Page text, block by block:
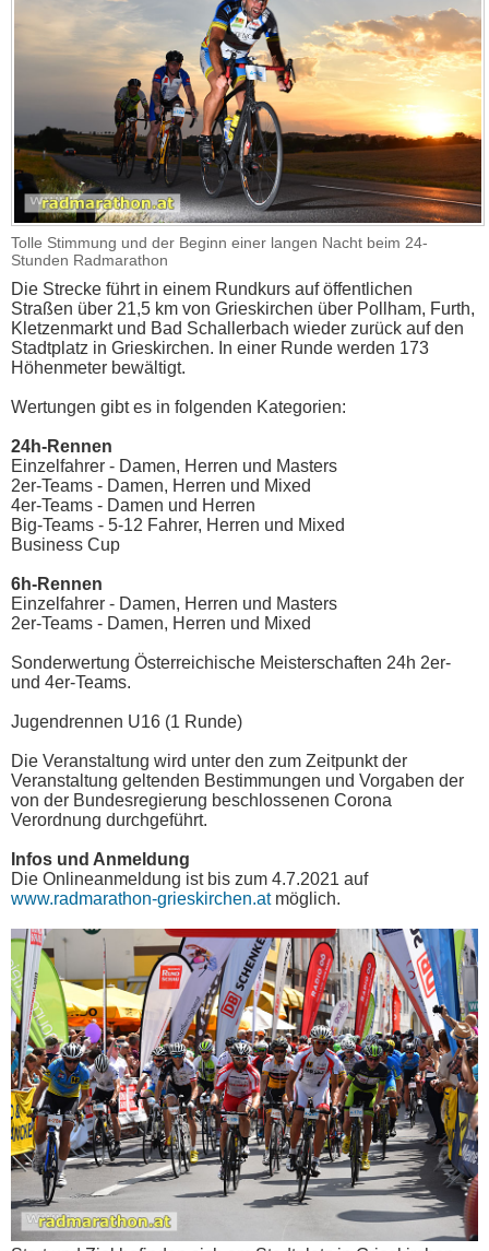
Tolle Stimmung und der Beginn einer langen Nacht beim 24-
Stunden Radmarathon
Die Strecke führt in einem Rundkurs auf öffentlichen
Straßen über 21,5 km von Grieskirchen über Pollham, Furth,
Kletzenmarkt und Bad Schallerbach wieder zurück auf den
Stadtplatz in Grieskirchen. In einer Runde werden 173
Höhenmeter bewältigt.
Wertungen gibt es in folgenden Kategorien:
24h-Rennen
Einzelfahrer - Damen, Herren und Masters
2er-Teams - Damen, Herren und Mixed
4er-Teams - Damen und Herren
Big-Teams - 5-12 Fahrer, Herren und Mixed
Business Cup
6h-Rennen
Einzelfahrer - Damen, Herren und Masters
2er-Teams - Damen, Herren und Mixed
Sonderwertung Österreichische Meisterschaften 24h 2er-
und 4er-Teams.
Jugendrennen U16 (1 Runde)
Die Veranstaltung wird unter den zum Zeitpunkt der
Veranstaltung geltenden Bestimmungen und Vorgaben der
von der Bundesregierung beschlossenen Corona
Verordnung durchgeführt.
Infos und Anmeldung
Die Onlineanmeldung ist bis zum 4.7.2021 auf
www.radmarathon-grieskirchen.atmöglich.